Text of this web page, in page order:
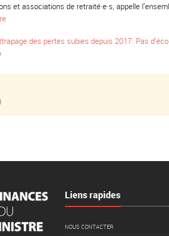
et associations de retraité·e·s, appelle
des pertes subies depuis 2017. Pas
Liens rapides
NOUS CONTACTER